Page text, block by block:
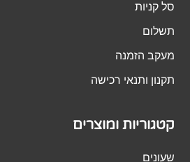
סל קניות
תשלום
מעקב הזמנה
תקנון ותנאי רכישה
קטגוריות ומוצרים
שעונים